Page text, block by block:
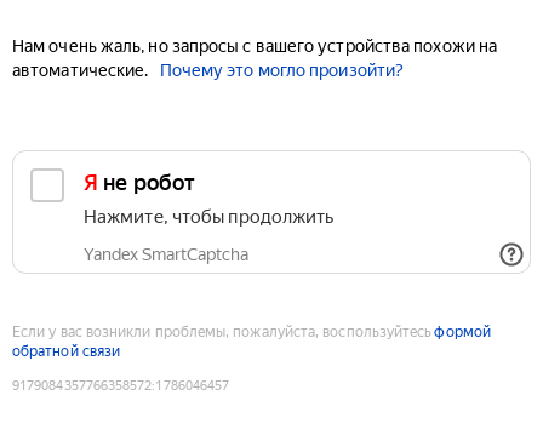
Нам очень жаль, но запросы с вашего устройства похожи на
автоматические.
Почему это могло произойти?
Я не робот
Нажмите, чтобы продолжить
Yandex SmartCaptcha
Если у вас возникли проблемы, пожалуйста, воспользуйтесьформой
обратной связи
9179084357766358572:1786046457